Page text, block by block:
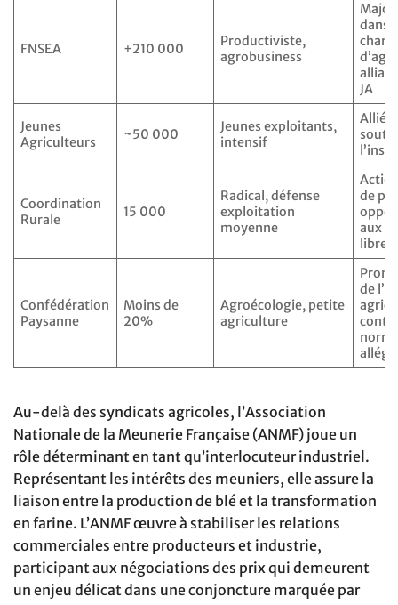
FNSEA +210 000
Productiviste,
agrobusiness
dans
JA
Jeunes
Agriculteurs
~50 000
Jeunes exploitants,
intensif
Alliés
Coordination
Rurale
15 000
Radical, défense
exploitation
moyenne
de
aux
libres
Confédération
Paysanne
Moins de
20%
Agroécologie, petite
agriculture
de
Au-delà des syndicats agricoles, l’Association
Nationale de la Meunerie Française (ANMF) joue un
rôle déterminant en tant qu’interlocuteur industriel.
Représentant les intérêts des meuniers, elle assure la
liaison entre la production de blé et la transformation
en farine. L’ANMF œuvre à stabiliser les relations
commerciales entre producteurs et industrie,
participant aux négociations des prix qui demeurent
un enjeu délicat dans une conjoncture marquée par